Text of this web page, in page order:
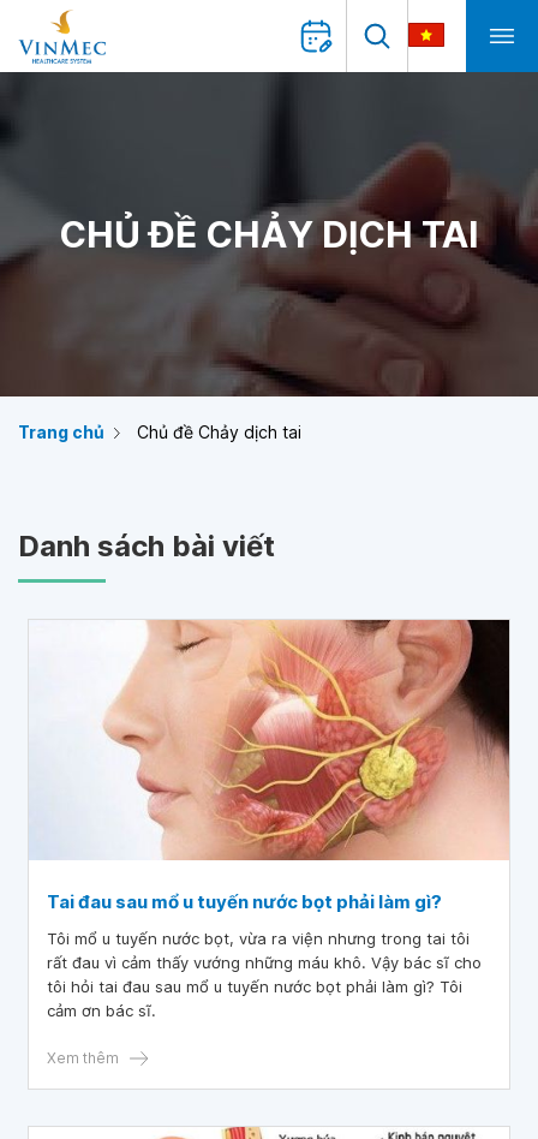
CHỦ ĐỀ CHẢY DỊCH TAI
Trang chủ Chủ đề Chảy dịch tai
Danh sách bài viết
Tai đau sau mổ u tuyến nước bọt phải làm gì?
Tôi mổ u tuyến nước bọt, vừa ra viện nhưng trong tai tôi
rất đau vì cảm thấy vướng những máu khô. Vậy bác sĩ cho
tôi hỏi tai đau sau mổ u tuyến nước bọt phải làm gì? Tôi
cảm ơn bác sĩ.
Xem thêm